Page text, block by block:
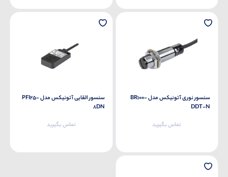
سنسور نوری آتونیکس مدل BR100-
DDT-N
تماس بگیرید
سنسور القایی آتونیکس مدل PFI25-
8DN
تماس بگیرید